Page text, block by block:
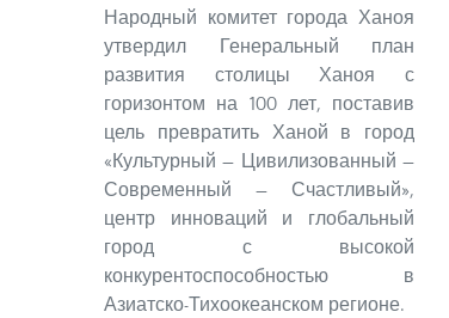
Народный комитет города Ханоя
утвердил Генеральный план
развития столицы Ханоя с
горизонтом на 100 лет, поставив
цель превратить Ханой в город
«Культурный — Цивилизованный —
Современный — Счастливый»,
центр инноваций и глобальный
город с высокой
конкурентоспособностью в
Азиатско-Тихоокеанском регионе.